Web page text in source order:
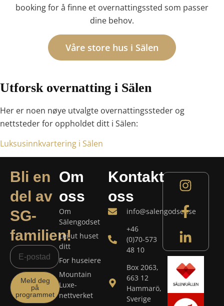
booking for å finne et overnattingssted som passer
dine behov.
Våre store hus i Sälen
Utforsk overnatting i Sälen
Her er noen nøye utvalgte overnattingssteder og
nettsteder for oppholdet ditt i Sälen:
Luksusinnkvartering i Sälen
Bli en
del av
SG-
familien!
Meld deg
på
programmet
Om
oss
Om
Sälengodset
Lei ut huset
ditt
For huseiere
Mountain
Luxe-
nettverket
Kontakt
oss
info@salengodset.se
+46
(0)70-573
48 10
Box 2063,
663 12
Hammarö,
Sverige